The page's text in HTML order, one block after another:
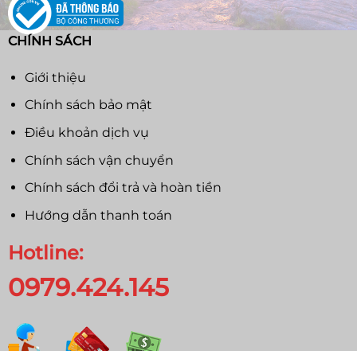
CHÍNH SÁCH
Giới thiệu
Chính sách bảo mật
Điều khoản dịch vụ
Chính sách vận chuyển
Chính sách đổi trả và hoàn tiền
Hướng dẫn thanh toán
Hotline:
0979.424.145